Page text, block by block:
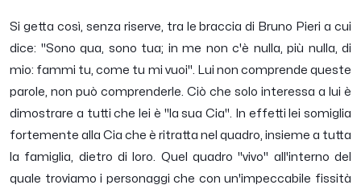
Si getta così, senza riserve, tra le braccia di Bruno Pieri a cui
dice: "Sono qua, sono tua; in me non c'è nulla, più nulla, di
mio: fammi tu, come tu mi vuoi". Lui non comprende queste
parole, non può comprenderle. Ciò che solo interessa a lui è
dimostrare a tutti che lei è "la sua Cia". In effetti lei somiglia
fortemente alla Cia che è ritratta nel quadro, insieme a tutta
la famiglia, dietro di loro. Quel quadro "vivo" all'interno del
quale troviamo i personaggi che con un'impeccabile fissità